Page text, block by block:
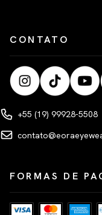
CONTATO
+55 (19) 99928-5508
FORMAS DE